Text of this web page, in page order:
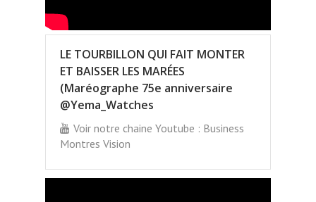
LE TOURBILLON QUI FAIT MONTER
ET BAISSER LES MARÉES
(Maréographe 75e anniversaire
@Yema_Watches
Voir notre chaine Youtube : Business
Montres Vision